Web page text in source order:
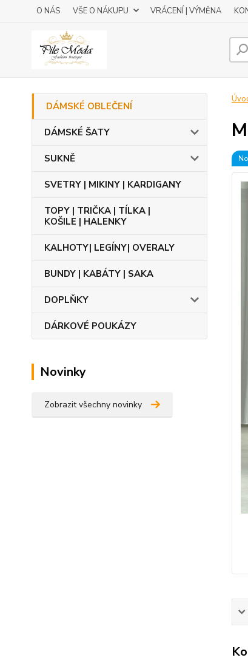
O NÁS VŠE O NÁKUPU VRÁCENÍ | VÝMĚNA
DÁMSKÉ OBLEČENÍ
DÁMSKÉ ŠATY
SUKNĚ
SVETRY | MIKINY | KARDIGANY
TOPY | TRIČKA | TÍLKA |
KOŠILE | HALENKY
KALHOTY| LEGÍNY| OVERALY
BUNDY | KABÁTY | SAKA
DOPLŇKY
DÁRKOVÉ POUKÁZY
Novinky
Zobrazit všechny novinky